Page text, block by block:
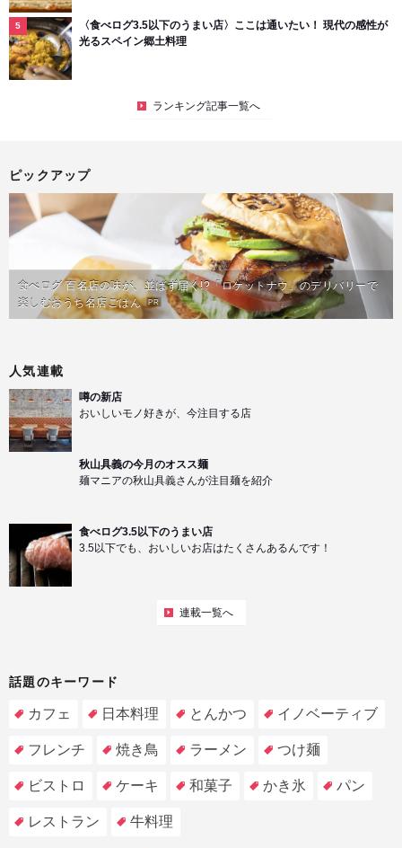
〈食べログ3.5以下のうまい店〉ここは通いたい！ 現代の感性が
光るスペイン郷土料理
ランキング記事一覧へ
ピックアップ
食べログ 百名店の味が、並ばず届く!?「ロケットナウ」のデリバリーで
楽しむおうち名店ごはん PR
人気連載
噂の新店
おいしいモノ好きが、今注目する店
秋山具義の今月のオスス麺
麺マニアの秋山具義さんが注目麺を紹介
食べログ3.5以下のうまい店
3.5以下でも、おいしいお店はたくさんあるんです！
連載一覧へ
話題のキーワード
カフェ 日本料理 とんかつ イノベーティブ
フレンチ 焼き鳥 ラーメン つけ麺
ビストロ ケーキ 和菓子 かき氷 パン
レストラン 牛料理